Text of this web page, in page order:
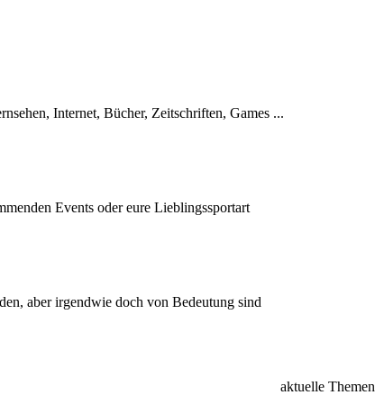
Internet, Bücher, Zeitschriften, Games ...
Events oder eure Lieblingssportart
aber irgendwie doch von Bedeutung sind
aktuelle Themen